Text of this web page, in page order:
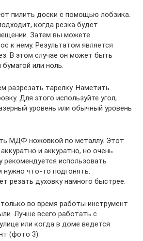
пилить доски с помощью лобзика.
когда резка будет
Затем вы можете
к нему. Результатом является
В этом случае он может быть
или ноль.
разрезать тарелку. Наметить
Для этого используйте угол,
уровень или обычный уровень
МДФ ножовкой по металлу. Этот
и аккуратно, но очень
использовать
нужно что-то подгонять.
резать духовку намного быстрее.
во время работы инструмент
Лучше всего работать с
или когда в доме ведется
(фото 3).